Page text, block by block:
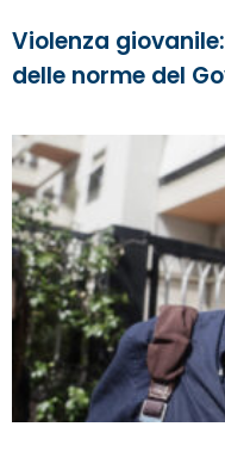
Violenza
delle norme del